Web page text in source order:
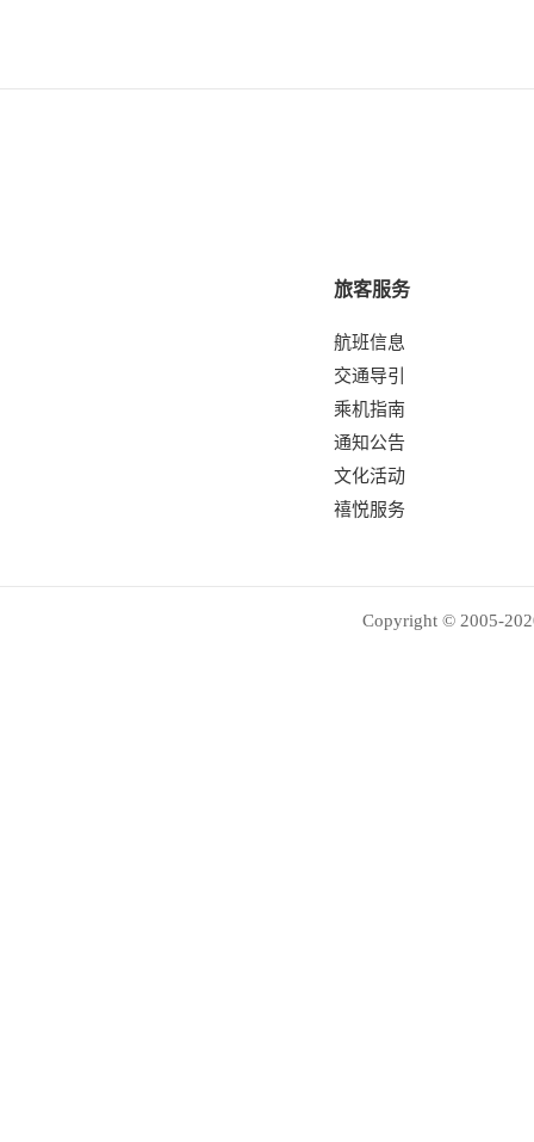
旅客服务
航班信息
交通导引
乘机指南
通知公告
文化活动
禧悦服务
Copyright © 2005-